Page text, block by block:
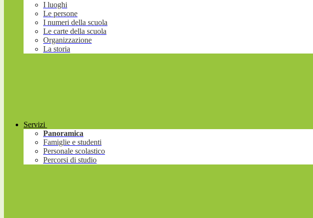
I luoghi
Le persone
I numeri della scuola
Le carte della scuola
Organizzazione
La storia
Servizi
Panoramica
Famiglie e studenti
Personale scolastico
Percorsi di studio